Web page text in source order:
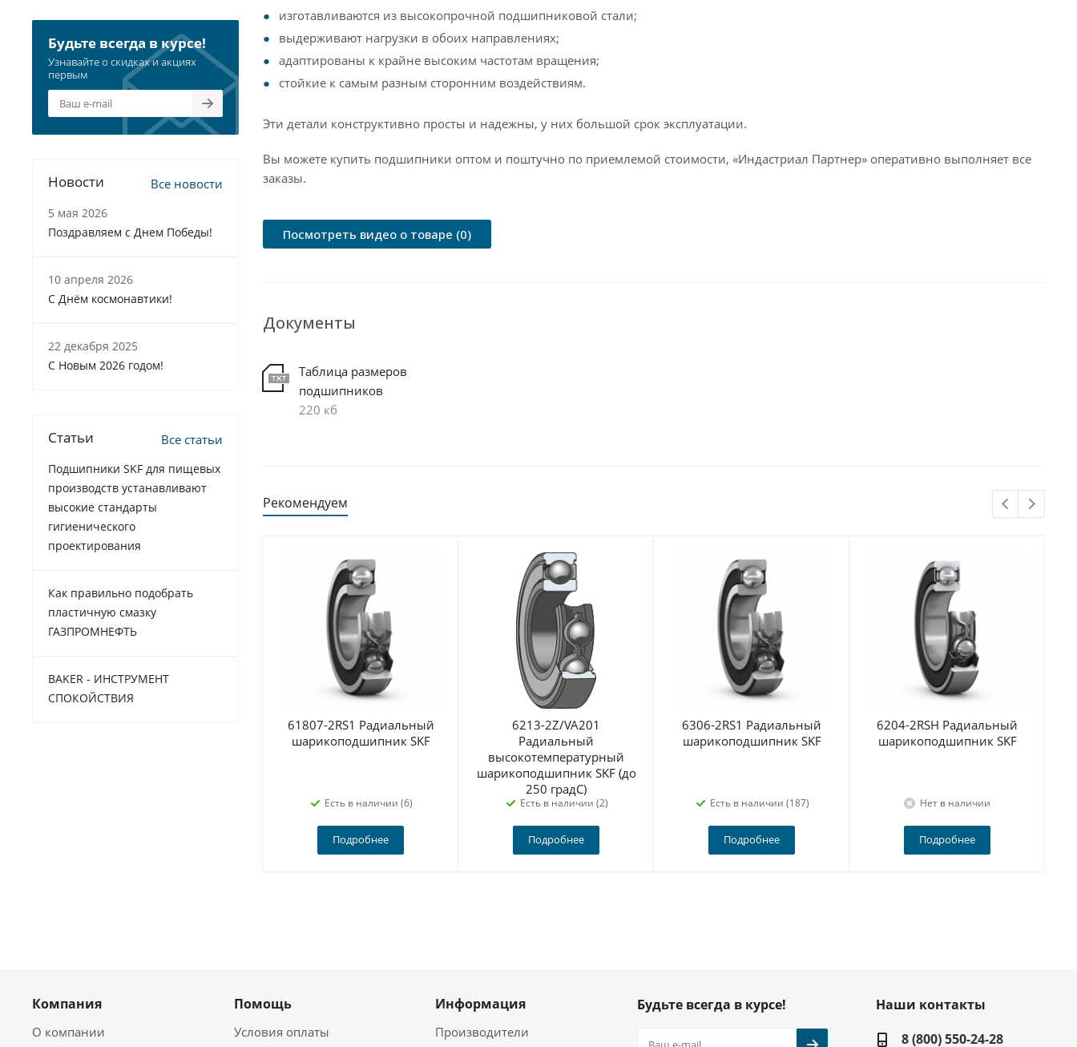
изготавливаются из высокопрочной подшипниковой стали;
выдерживают нагрузки в обоих направлениях;
адаптированы к крайне высоким частотам вращения;
стойкие к самым разным сторонним воздействиям.
Эти детали конструктивно просты и надежны, у них большой срок эксплуатации.
Вы можете купить подшипники оптом и поштучно по приемлемой стоимости, «Индастриал Партнер» оперативно выполняет все
заказы.
Посмотреть видео о товаре (0)
Документы
Таблица размеров
подшипников
220 кб
Рекомендуем
61807-2RS1 Радиальный
шарикоподшипник SKF
Есть в наличии (6)
Подробнее
6213-2Z/VA201
Радиальный
высокотемпературный
шарикоподшипник SKF (до
250 градС)
Есть в наличии (2)
Подробнее
6306-2RS1 Радиальный
шарикоподшипник SKF
Есть в наличии (187)
Подробнее
6204-2RSH Радиальный
шарикоподшипник SKF
Нет в наличии
Подробнее
Будьте всегда в курсе!
Узнавайте о скидках и акциях
первым
Новости Все новости
5 мая 2026
Поздравляем с Днем Победы!
10 апреля 2026
С Днём космонавтики!
22 декабря 2025
C Новым 2026 годом!
Статьи Все статьи
Подшипники SKF для пищевых
производств устанавливают
высокие стандарты
гигиенического
проектирования
Как правильно подобрать
пластичную смазку
ГАЗПРОМНЕФТЬ
BAKER - ИНСТРУМЕНТ
СПОКОЙСТВИЯ
Компания
О компании
Помощь
Условия оплаты
Информация
Производители
Будьте всегда в курсе!
Наши контакты
8 (800) 550-24-28